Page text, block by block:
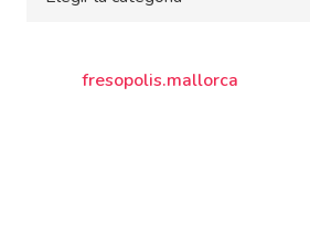
fresopolis.mallorca